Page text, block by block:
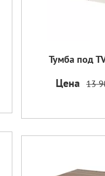
Тумба под
Цена 13